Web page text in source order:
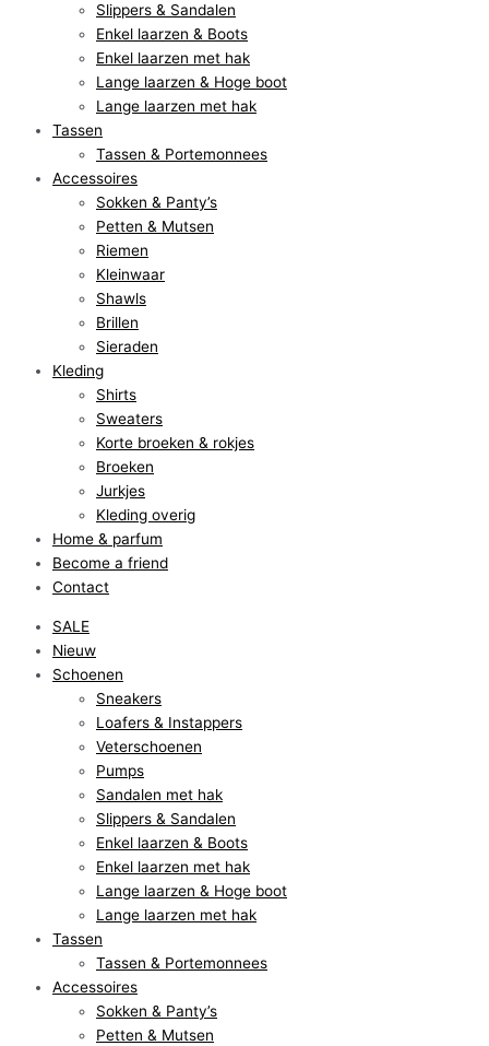
Slippers & Sandalen
Enkel laarzen & Boots
Enkel laarzen met hak
Lange laarzen & Hoge boot
Lange laarzen met hak
Tassen
Tassen & Portemonnees
Accessoires
Sokken & Panty’s
Petten & Mutsen
Riemen
Kleinwaar
Shawls
Brillen
Sieraden
Kleding
Shirts
Sweaters
Korte broeken & rokjes
Broeken
Jurkjes
Kleding overig
Home & parfum
Become a friend
Contact
SALE
Nieuw
Schoenen
Sneakers
Loafers & Instappers
Veterschoenen
Pumps
Sandalen met hak
Slippers & Sandalen
Enkel laarzen & Boots
Enkel laarzen met hak
Lange laarzen & Hoge boot
Lange laarzen met hak
Tassen
Tassen & Portemonnees
Accessoires
Sokken & Panty’s
Petten & Mutsen